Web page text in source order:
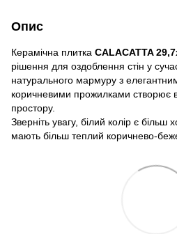
Опис
Керамічна плитка CALACATTA
рішення для оздоблення стін у
натурального мармуру з
коричневими прожилками створює
простору.
Зверніть увагу, білий колір є більш
мають більш теплий коричнево-